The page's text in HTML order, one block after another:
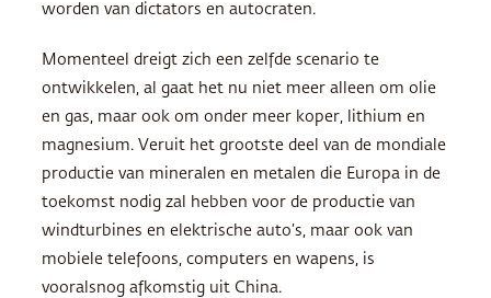
worden van dictators en autocraten.
Momenteel dreigt zich een zelfde scenario te
ontwikkelen, al gaat het nu niet meer alleen om olie
en gas, maar ook om onder meer koper, lithium en
magnesium. Veruit het grootste deel van de mondiale
productie van mineralen en metalen die Europa in de
toekomst nodig zal hebben voor de productie van
windturbines en elektrische auto’s, maar ook van
mobiele telefoons, computers en wapens, is
vooralsnog afkomstig uit China.